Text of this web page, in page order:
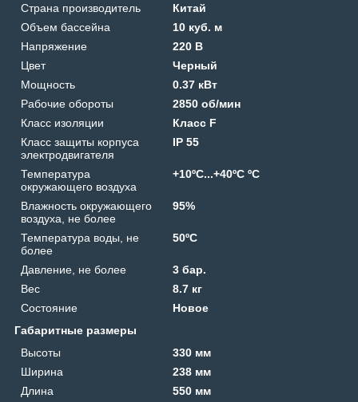
Страна производитель
Китай
Объем бассейна
10 куб. м
Напряжение
220 В
Цвет
Черный
Мощность
0.37 кВт
Рабочие обороты
2850 об/мин
Класс изоляции
Класс F
Класс защиты корпуса
электродвигателя
IP 55
Температура
окружающего воздуха
+10ºС...+40ºС ºС
Влажность окружающего
воздуха, не более
95%
Температура воды, не
более
50ºС
Давление, не более
3 бар.
Вес
8.7 кг
Состояние
Новое
Габаритные размеры
Высоты
330 мм
Ширина
238 мм
Длина
550 мм